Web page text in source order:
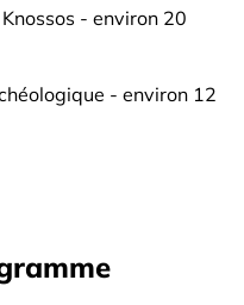
- environ 20
- environ 12